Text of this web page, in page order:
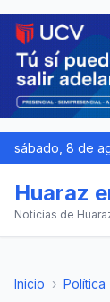
sábado, 8 de
Huaraz
Noticias de
Inicio › Política